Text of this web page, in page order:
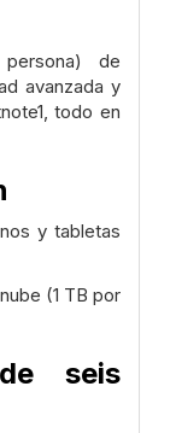
de
avanzada y
todo en
y tabletas
(1 TB por
seis